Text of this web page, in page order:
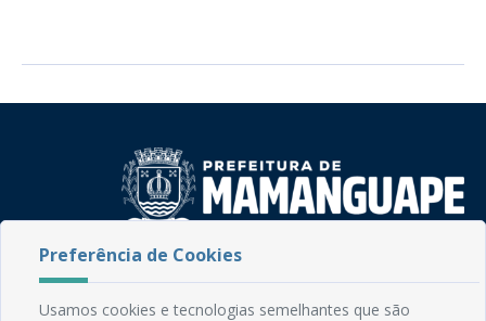
Rua do Imperador, 78, Centro
CEP: 58.280-000 - Mamanguape/PB
Fone: (83) 3292-2246
Preferência de Cookies
Usamos cookies e tecnologias semelhantes que são